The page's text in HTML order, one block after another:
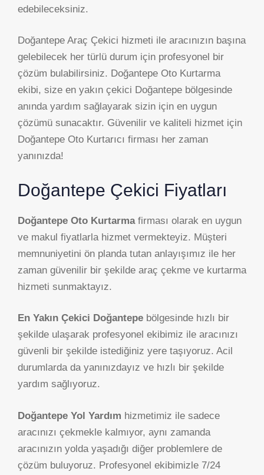
edebileceksiniz.
Doğantepe Araç Çekici hizmeti ile aracınızın başına
gelebilecek her türlü durum için profesyonel bir
çözüm bulabilirsiniz. Doğantepe Oto Kurtarma
ekibi, size en yakın çekici Doğantepe bölgesinde
anında yardım sağlayarak sizin için en uygun
çözümü sunacaktır. Güvenilir ve kaliteli hizmet için
Doğantepe Oto Kurtarıcı firması her zaman
yanınızda!
Doğantepe Çekici Fiyatları
Doğantepe Oto Kurtarmafirması olarak en uygun
ve makul fiyatlarla hizmet vermekteyiz. Müşteri
memnuniyetini ön planda tutan anlayışımız ile her
zaman güvenilir bir şekilde araç çekme ve kurtarma
hizmeti sunmaktayız.
En Yakın Çekici Doğantepe bölgesinde hızlı bir
şekilde ulaşarak profesyonel ekibimiz ile aracınızı
güvenli bir şekilde istediğiniz yere taşıyoruz. Acil
durumlarda da yanınızdayız ve hızlı bir şekilde
yardım sağlıyoruz.
Doğantepe Yol Yardım hizmetimiz ile sadece
aracınızı çekmekle kalmıyor, aynı zamanda
aracınızın yolda yaşadığı diğer problemlere de
çözüm buluyoruz. Profesyonel ekibimizle 7/24